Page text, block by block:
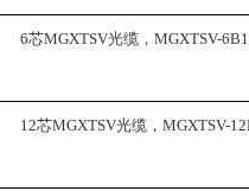
6芯MGXTSV光缆，MGXTSV-
12芯MGXTSV光缆，MGXTSV-